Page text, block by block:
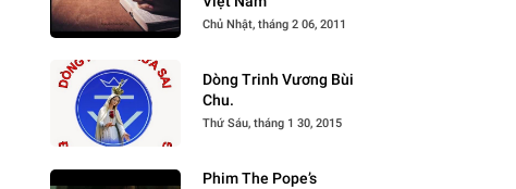
Chủ Nhật, tháng 2 06, 2011
Dòng Trinh Vương Bùi
Chu.
Thứ Sáu, tháng 1 30, 2015
Phim The Pope’s